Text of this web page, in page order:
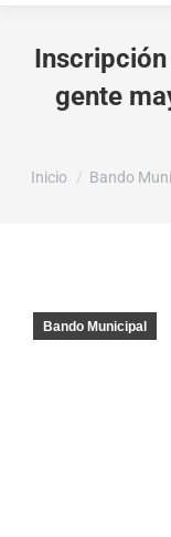
gente
Estás aquí:
Inicio Bando
Bando Municipal